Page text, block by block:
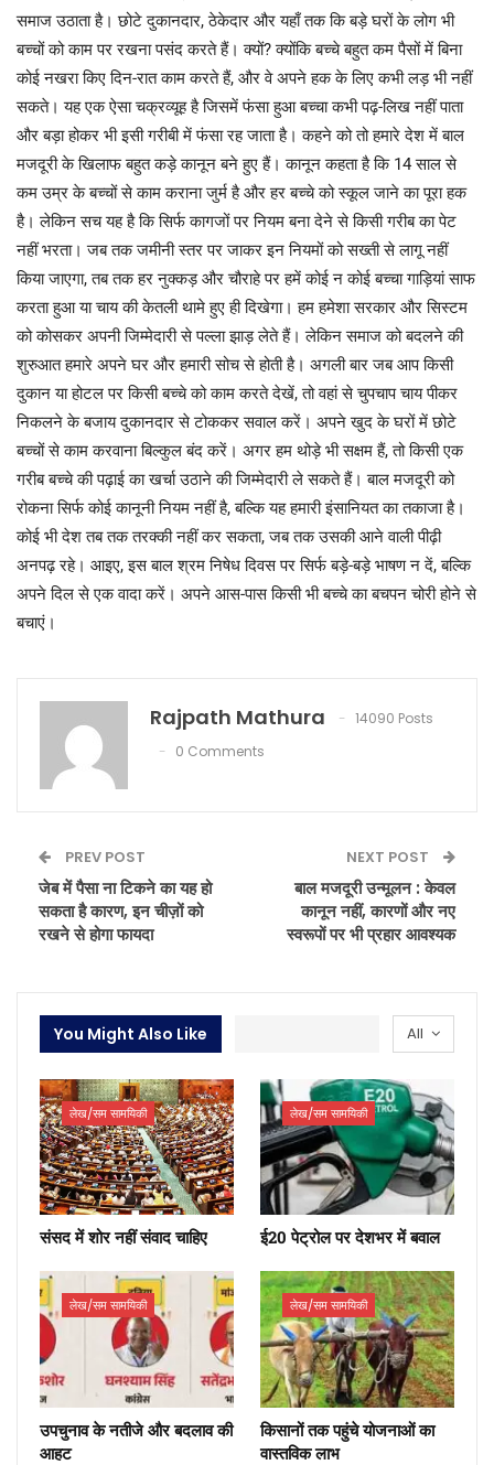
समाज उठाता है। छोटे दुकानदार, ठेकेदार और यहाँ तक कि बड़े घरों के लोग भी
बच्चों को काम पर रखना पसंद करते हैं। क्यों? क्योंकि बच्चे बहुत कम पैसों में बिना
कोई नखरा किए दिन-रात काम करते हैं, और वे अपने हक के लिए कभी लड़ भी नहीं
सकते। यह एक ऐसा चक्रव्यूह है जिसमें फंसा हुआ बच्चा कभी पढ़-लिख नहीं पाता
और बड़ा होकर भी इसी गरीबी में फंसा रह जाता है। कहने को तो हमारे देश में बाल
मजदूरी के खिलाफ बहुत कड़े कानून बने हुए हैं। कानून कहता है कि 14 साल से
कम उम्र के बच्चों से काम कराना जुर्म है और हर बच्चे को स्कूल जाने का पूरा हक
है। लेकिन सच यह है कि सिर्फ कागजों पर नियम बना देने से किसी गरीब का पेट
नहीं भरता। जब तक जमीनी स्तर पर जाकर इन नियमों को सख्ती से लागू नहीं
किया जाएगा, तब तक हर नुक्कड़ और चौराहे पर हमें कोई न कोई बच्चा गाड़ियां साफ
करता हुआ या चाय की केतली थामे हुए ही दिखेगा। हम हमेशा सरकार और सिस्टम
को कोसकर अपनी जिम्मेदारी से पल्ला झाड़ लेते हैं। लेकिन समाज को बदलने की
शुरुआत हमारे अपने घर और हमारी सोच से होती है। अगली बार जब आप किसी
दुकान या होटल पर किसी बच्चे को काम करते देखें, तो वहां से चुपचाप चाय पीकर
निकलने के बजाय दुकानदार से टोककर सवाल करें। अपने खुद के घरों में छोटे
बच्चों से काम करवाना बिल्कुल बंद करें। अगर हम थोड़े भी सक्षम हैं, तो किसी एक
गरीब बच्चे की पढ़ाई का खर्चा उठाने की जिम्मेदारी ले सकते हैं। बाल मजदूरी को
रोकना सिर्फ कोई कानूनी नियम नहीं है, बल्कि यह हमारी इंसानियत का तकाजा है।
कोई भी देश तब तक तरक्की नहीं कर सकता, जब तक उसकी आने वाली पीढ़ी
अनपढ़ रहे। आइए, इस बाल श्रम निषेध दिवस पर सिर्फ बड़े-बड़े भाषण न दें, बल्कि
अपने दिल से एक वादा करें। अपने आस-पास किसी भी बच्चे का बचपन चोरी होने से
बचाएं।
Rajpath Mathura
14090 Posts
0 Comments
PREV POST
जेब में पैसा ना टिकने का यह हो
सकता है कारण, इन चीज़ों को
रखने से होगा फायदा
NEXT POST
बाल मजदूरी उन्मूलन : केवल
कानून नहीं, कारणों और नए
स्वरूपों पर भी प्रहार आवश्यक
All
You Might Also Like
लेख/सम सामयिकी
संसद में शोर नहीं संवाद चाहिए
लेख/सम सामयिकी
ई20 पेट्रोल पर देशभर में बवाल
लेख/सम सामयिकी
उपचुनाव के नतीजे और बदलाव की
आहट
लेख/सम सामयिकी
किसानों तक पहुंचे योजनाओं का
वास्तविक लाभ